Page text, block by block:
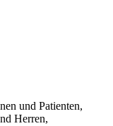
und Patienten,
Herren,